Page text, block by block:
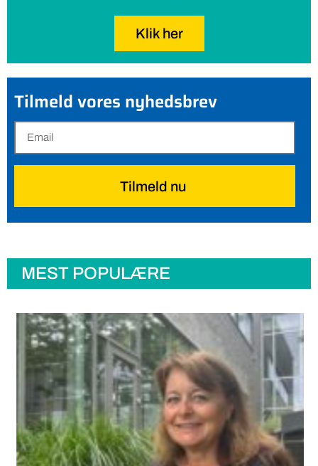
Klik her
Tilmeld vores nyhedsbrev
Tilmeld nu
MEST POPULÆRE